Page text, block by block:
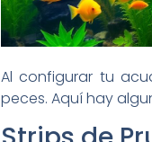
Al configurar tu
peces. Aquí hay